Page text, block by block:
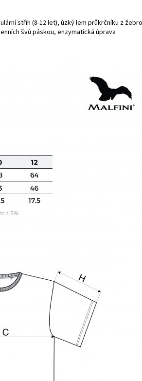
střih (8-12 let), úzký lem průkrčníku z
švů páskou, enzymatická úprava